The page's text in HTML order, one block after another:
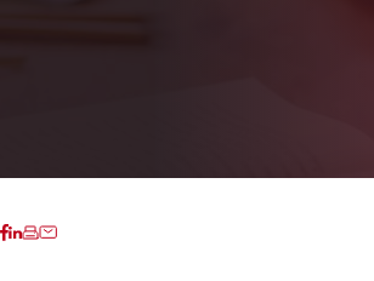
Facebook
LinkedIn
Imprimer